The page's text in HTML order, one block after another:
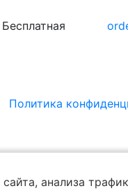
Бесплатная
Политика
анализа